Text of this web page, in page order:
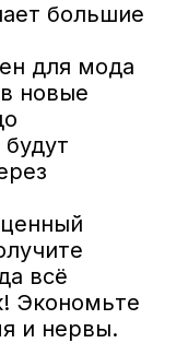
большие
для мода
новые
всё
Экономьте
и нервы.